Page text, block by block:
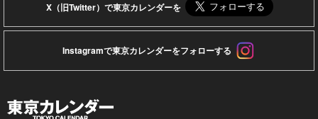
X（旧Twitter）で東京カレンダーを
Instagramで東京カレンダーをフォローする